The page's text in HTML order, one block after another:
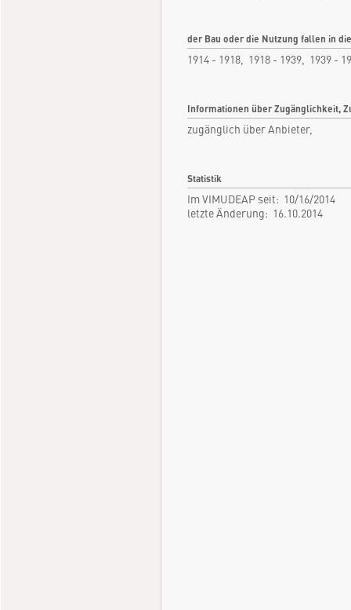
der Bau oder die Nutzung fallen in
1914 - 1918, 1918 - 1939, 1939 -
Informationen über Zugänglichkeit,
zugänglich über Anbieter,
Statistik
Im VIMUDEAP seit: 10/16/2014
letzte Änderung: 16.10.2014